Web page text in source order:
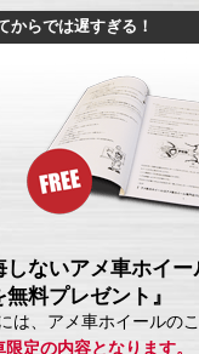
からでは遅すぎる！
しないアメ車ホイ
料プレゼント』
は、アメ車ホイールの
限定の内容となります。